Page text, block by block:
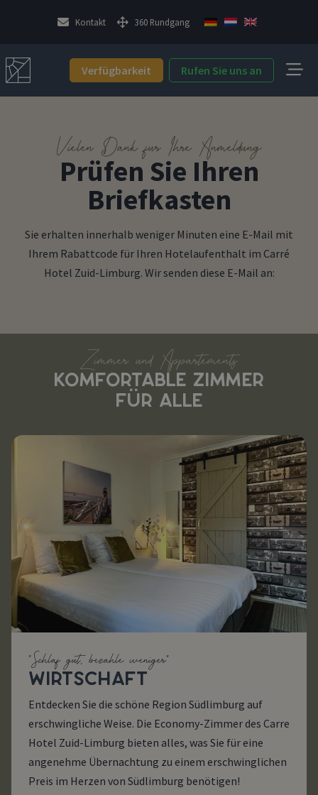
Kontakt 360 Rundgang
Verfügbarkeit Rufen Sie uns an
Vielen Dank für Ihre Anmeldung
Prüfen Sie Ihren
Briefkasten
Sie erhalten innerhalb weniger Minuten eine E-Mail mit
Ihrem Rabattcode für Ihren Hotelaufenthalt im Carré
Hotel Zuid-Limburg. Wir senden diese E-Mail an:
Zimmer und Appartements
KOMFORTABLE ZIMMER
FÜR ALLE
"Schlaf gut, bezahle weniger"
WIRTSCHAFT
Entdecken Sie die schöne Region Südlimburg auf
erschwingliche Weise. Die Economy-Zimmer des Carre
Hotel Zuid-Limburg bieten alles, was Sie für eine
angenehme Übernachtung zu einem erschwinglichen
Preis im Herzen von Südlimburg benötigen!